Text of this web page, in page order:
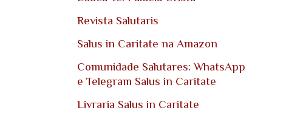
Revista Salutaris
Salus in Caritate na Amazon
Comunidade Salutares: WhatsApp
e Telegram Salus in Caritate
Livraria Salus in Caritate